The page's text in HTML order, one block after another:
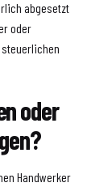
abgesetzt
oder
oder
Handwerker